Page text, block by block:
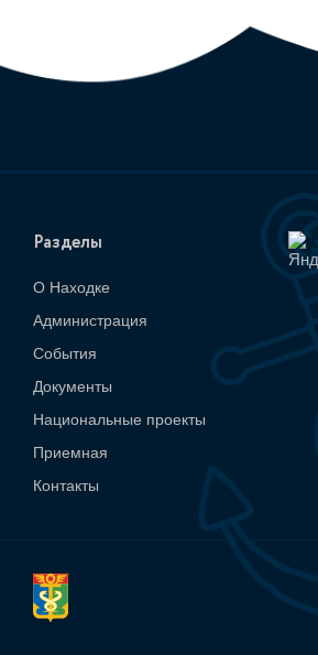
Разделы
О Находке
Администрация
События
Документы
Национальные проекты
Приемная
Контакты